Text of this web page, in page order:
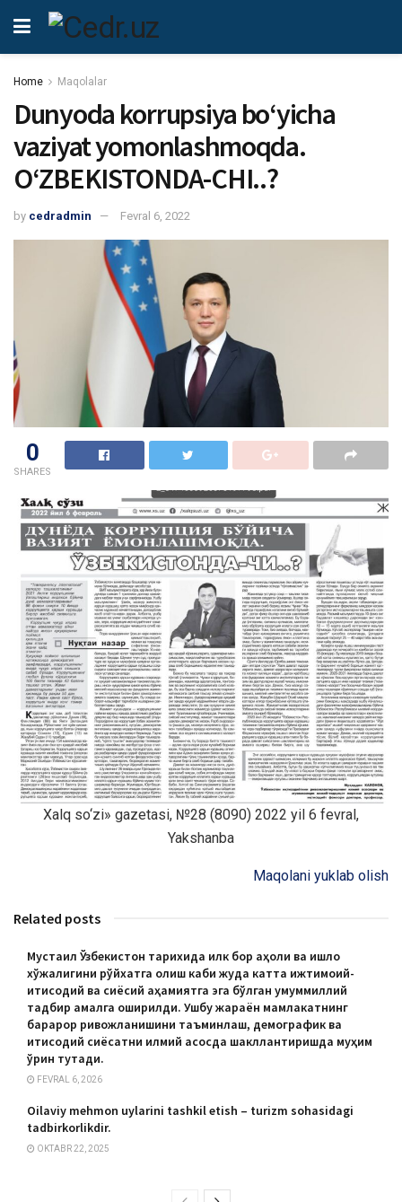
Home Maqolalar
Dunyoda korrupsiya bo‘yicha
vaziyat yomonlashmoqda.
O‘ZBEKISTONDA-CHI..?
by cedradmin Fevral 6, 2022
0
SHARES
Xalq so‘zi» gazetasi, №28 (8090) 2022 yil 6 fevral,
Yakshanba
Maqolani yuklab olish
Related posts
Мустақил Ўзбекистон тарихида илк бор аҳоли ва қишлоқ
хўжалигини рўйхатга олиш каби жуда катта ижтимоий-
иқтисодий ва сиёсий аҳамиятга эга бўлган умуммиллий
тадбир амалга оширилди. Ушбу жараён мамлакатнинг
барқарор ривожланишини таъминлаш, демографик ва
иқтисодий сиёсатни илмий асосда шакллантиришда муҳим
ўрин тутади.
FEVRAL 6, 2026
Oilaviy mehmon uylarini tashkil etish – turizm sohasidagi
tadbirkorlikdir.
OKTABR 22, 2025